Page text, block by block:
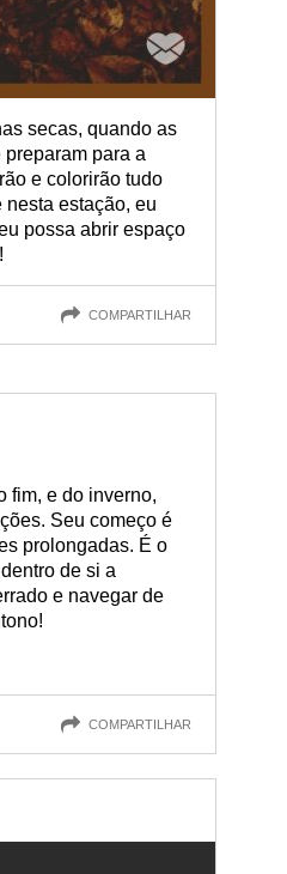
secas, quando as
para a
e colorirão tudo
nesta estação, eu
possa abrir espaço
COMPARTILHAR
fim, e do inverno,
Seu começo é
prolongadas. É o
de si a
e navegar de
COMPARTILHAR